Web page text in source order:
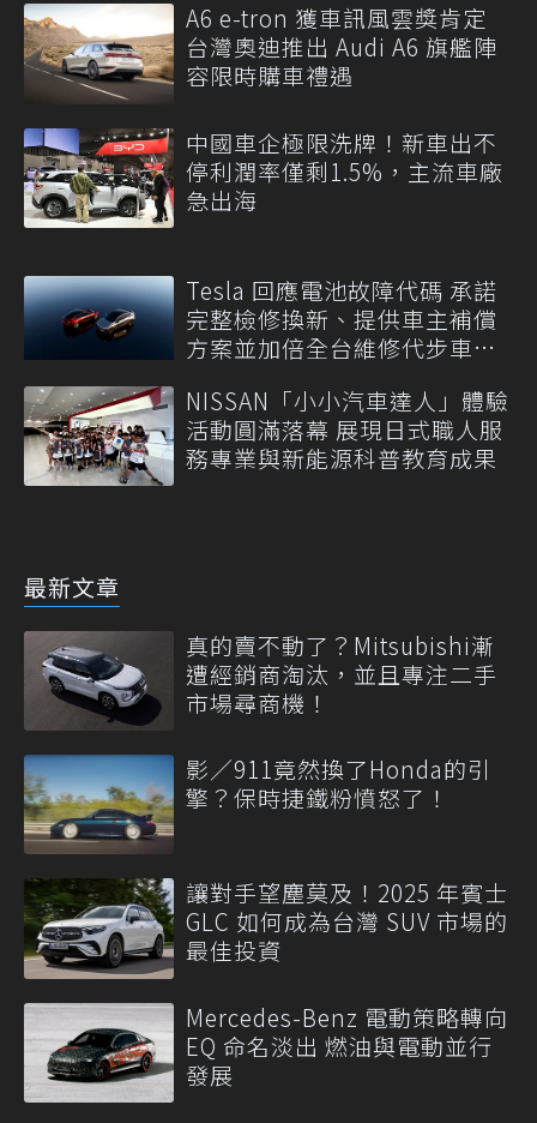
A6 e-tron 獲車訊風雲獎肯定
台灣奧迪推出 Audi A6 旗艦陣
容限時購車禮遇
中國車企極限洗牌！新車出不
停利潤率僅剩1.5%，主流車廠
急出海
Tesla 回應電池故障代碼 承諾
完整檢修換新、提供車主補償
方案並加倍全台維修代步車數
NISSAN「小小汽車達人」體驗
活動圓滿落幕 展現日式職人服
務專業與新能源科普教育成果
最新文章
真的賣不動了？Mitsubishi漸
遭經銷商淘汰，並且專注二手
市場尋商機！
影／911竟然換了Honda的引
擎？保時捷鐵粉憤怒了！
讓對手望塵莫及！2025 年賓士
GLC 如何成為台灣 SUV 市場的
最佳投資
Mercedes-Benz 電動策略轉向
EQ 命名淡出 燃油與電動並行
發展